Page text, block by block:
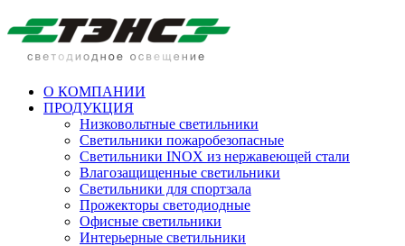
О КОМПАНИИ
ПРОДУКЦИЯ
Низковольтные светильники
Cветильники пожаробезопасные
Светильники INOX из нержавеющей стали
Влагозащищенные светильники
Светильники для спортзала
Прожекторы светодиодные
Офисные светильники
Интерьерные светильники